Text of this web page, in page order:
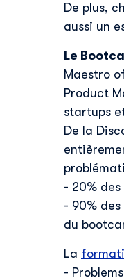
De plus,
aussi un
Le
Maestro
Product
startups
De la
- 20%
- 90%
du
La
-